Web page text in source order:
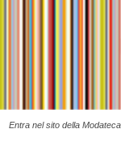
Entra nel sito della Modateca